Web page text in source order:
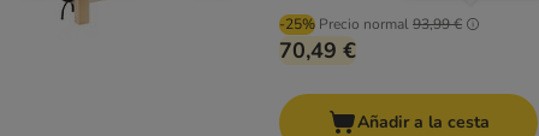
-25% Precio normal93,99 €
70,49 €
Añadir a la cesta